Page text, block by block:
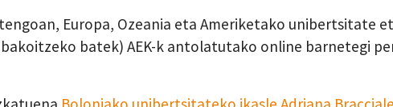
Europa, Ozeania eta Ameriketako unibertsitate
batek) AEK-k antolatutako online barnetegi